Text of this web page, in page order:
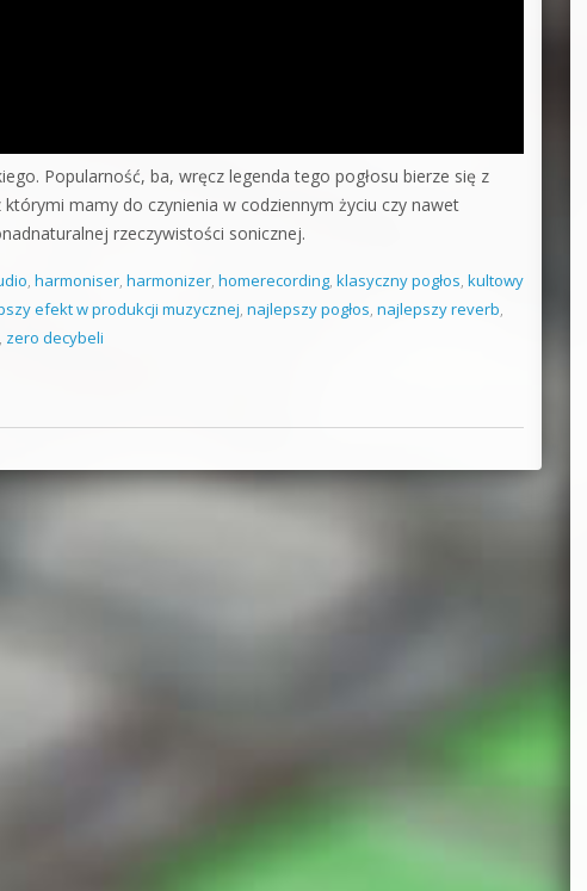
Popularność, ba, wręcz legenda tego pogłosu bierze się z
mamy do czynienia w codziennym życiu czy nawet
rzeczywistości sonicznej.
, harmoniser, harmonizer, homerecording, klasyczny pogłos, kultowy
efekt w produkcji muzycznej, najlepszy pogłos, najlepszy reverb,
, zero decybeli